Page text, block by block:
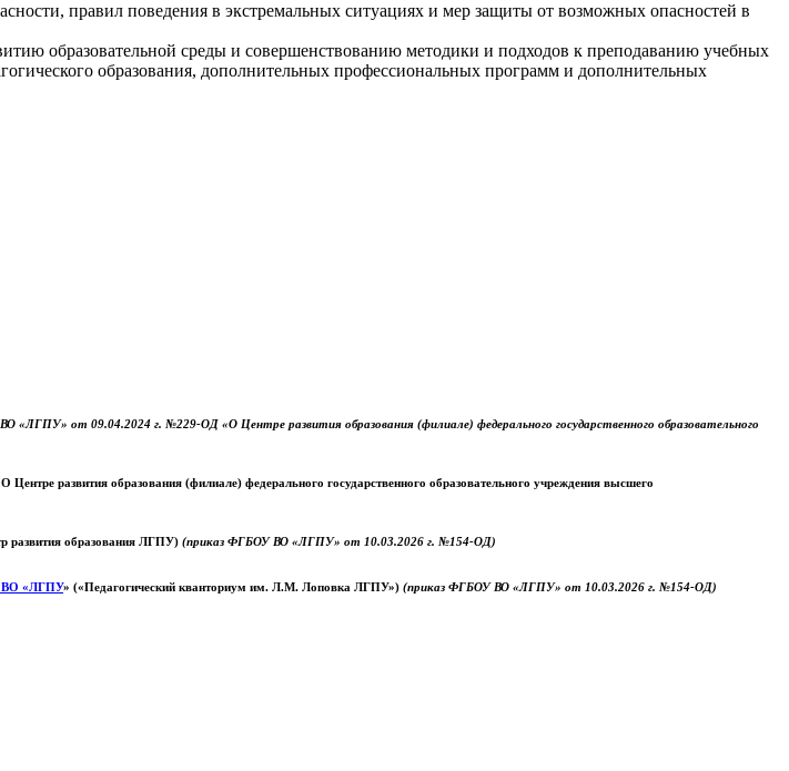
правил поведения в экстремальных ситуациях и мер защиты от возможных опасностей в
образовательной среды и совершенствованию методики и подходов к преподаванию учебных
образования, дополнительных профессиональных программ и дополнительных
«ЛГПУ» от 09.04.2024 г. №229-ОД «О Центре развития образования (филиале) федерального государственного образовательного
развития образования (филиале) федерального государственного образовательного учреждения высшего
развития образования ЛГПУ) (приказ ФГБОУ ВО «ЛГПУ» от 10.03.2026 г. №154-ОД)
«ЛГПУ» («Педагогический кванториум им. Л.М. Лоповка ЛГПУ») (приказ ФГБОУ ВО «ЛГПУ» от 10.03.2026 г. №154-ОД)